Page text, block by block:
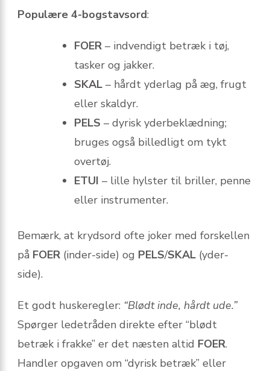
Populære 4-bogstavsord:
FOER – indvendigt betræk i tøj,
tasker og jakker.
SKAL – hårdt yderlag på æg, frugt
eller skaldyr.
PELS – dyrisk yderbeklædning;
bruges også billedligt om tykt
overtøj.
ETUI – lille hylster til briller, penne
eller instrumenter.
Bemærk, at krydsord ofte joker med forskellen
på FOER (inder-side) og PELS/SKAL (yder-
side).
Et godt huskeregler: “Blødt inde, hårdt ude.”
Spørger ledetråden direkte efter “blødt
betræk i frakke” er det næsten altid FOER.
Handler opgaven om “dyrisk betræk” eller